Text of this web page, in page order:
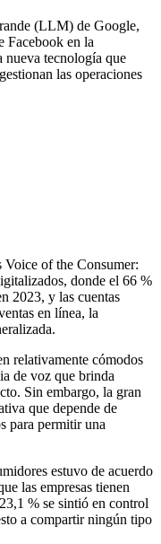
(LLM) de Google,
en la
nueva tecnología que
las operaciones
Voice of the Consumer:
donde el 66 %
2023, y las cuentas
en línea, la
relativamente cómodos
de voz que brinda
Sin embargo, la gran
que depende de
para permitir una
estuvo de acuerdo
las empresas tienen
% se sintió en control
a compartir ningún tipo